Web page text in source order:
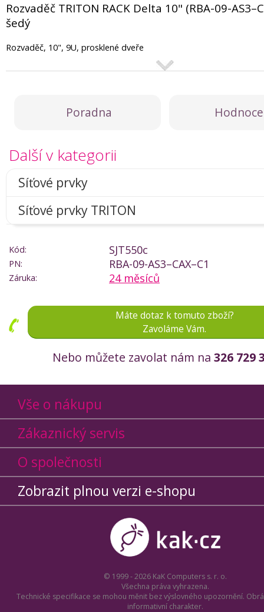
Rozvaděč TRITON RACK Delta 10" (RBA-09-
šedý
Rozvaděč, 10", 9U, prosklené dveře
Poradna
Další v kategorii
Síťové prvky
Síťové prvky TRITON
Kód: SJT550c
PN: RBA-09-AS3–CAX–C1
Záruka: 24 měsíců
Máte dotaz k tomuto zboží?
Zavoláme Vám.
Nebo můžete zavolat nám na 326 729
Vše o nákupu
Zákaznický servis
O společnosti
Zobrazit plnou verzi e-shopu
© 1999 - 2026 KaK Computers s. r. o.
Všechna práva vyhrazena.
Technické specifikace se mohou měnit bez výslovného upozornění.
informativní charakter.